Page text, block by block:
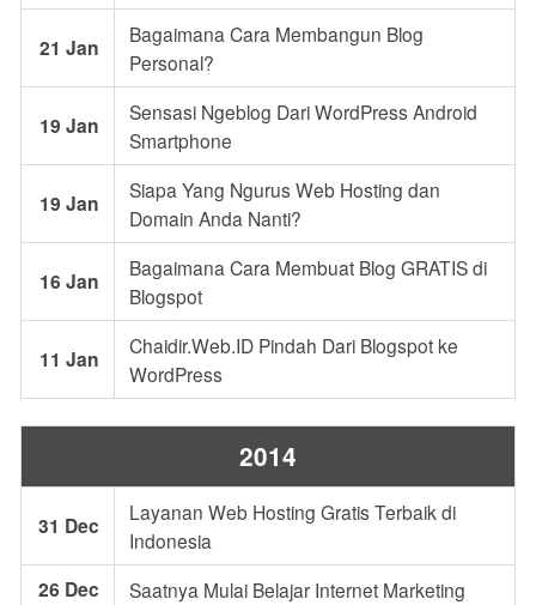
21 Jan
Bagaimana Cara Membangun Blog
Personal?
19 Jan
Sensasi Ngeblog Dari WordPress Android
Smartphone
19 Jan
Siapa Yang Ngurus Web Hosting dan
Domain Anda Nanti?
16 Jan
Bagaimana Cara Membuat Blog GRATIS di
Blogspot
11 Jan
Chaidir.Web.ID Pindah Dari Blogspot ke
WordPress
2014
31 Dec
Layanan Web Hosting Gratis Terbaik di
Indonesia
26 Dec Saatnya Mulai Belajar Internet Marketing